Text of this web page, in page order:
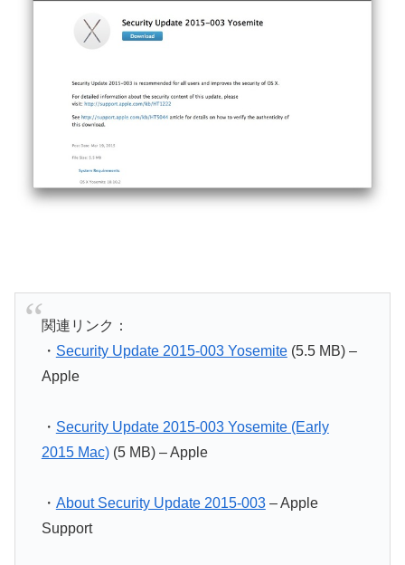
関連リンク：
・ Security Update 2015-003 Yosemite(5.5 MB) –
Apple
・ Security Update 2015-003 Yosemite (Early
2015 Mac)(5 MB) – Apple
・ About Security Update 2015-003– Apple
Support